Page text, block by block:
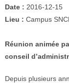
Date : 2016-12-15
Lieu : Campus
Réunion animée
conseil
Depuis plusieurs